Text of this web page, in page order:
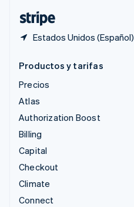
Estados Unidos (Español)
Productos y tarifas
Precios
Atlas
Authorization Boost
Billing
Capital
Checkout
Climate
Connect